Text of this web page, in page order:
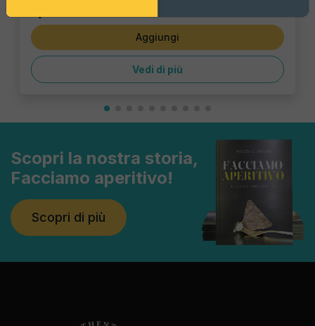
Aggiungi
Vedi di più
Scopri la nostra storia,
Facciamo aperitivo!
Scopri di più